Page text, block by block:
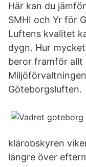
Här kan du
SMHI och Yr för
Luftens kvalitet
dygn. Hur
beror framför allt
Göteborgsluften.
klärobskyren
längre över